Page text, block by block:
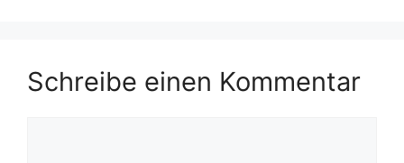
Schreibe einen Kommentar